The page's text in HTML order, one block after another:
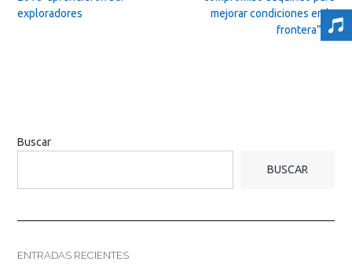
mejorar condiciones en la
frontera”
→
exploradores
Buscar
BUSCAR
ENTRADAS RECIENTES